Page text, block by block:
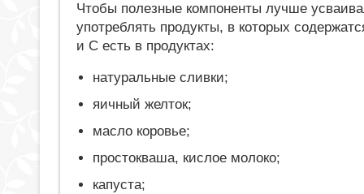
Чтобы полезные компоненты лучше
употреблять продукты, в которых
и С есть в продуктах:
натуральные сливки;
яичный желток;
масло коровье;
простокваша, кислое молоко;
капуста;